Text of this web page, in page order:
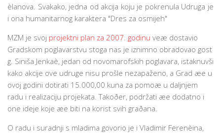
èlanova. Svakako, jedna od akcija koju je pokrenula Udruga je
i ona humanitarnog karaktera "Dres za osmijeh"
MZM je svoj projektni plan za 2007. godinu veæ dostavio
Gradskom poglavarstvu stoga nas je iznimno obradovao gost
g. Siniša Jenkaè, jedan od novomarofskih poglavara, istaknuvši
kako akcije ove udruge nisu prošle nezapaženo, a Grad æe u
ovoj godini dotirati 15.000,00 kuna za pomoæ u daljnjem
radu i realizaciju projekata. Takoðer, podržati æe dodatno i
one ideje koje æe biti na korist svih graðana.
O radu i suradnji s mladima govorio je i Vladimir Ferenèina,